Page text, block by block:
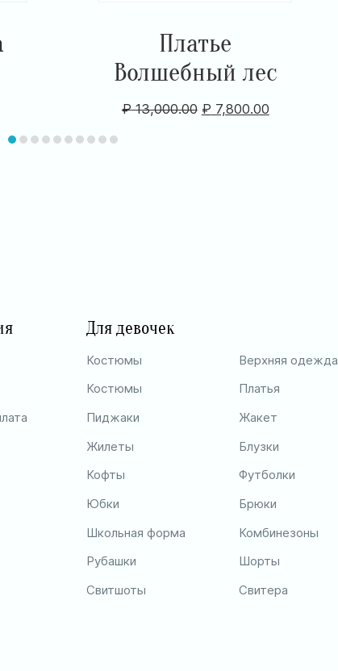
Платье
Волшебный лес
₽13,000.00 ₽ 7,800.00
itemitemitemitemitemitemitemitemitemitem
Для девочек
Костюмы
Верхняя одежда
Костюмы
Платья
Пиджаки
Жакет
Жилеты
Блузки
Кофты
Футболки
Юбки
Брюки
Школьная форма
Комбинезоны
Рубашки
Шорты
Свитшоты
Свитера